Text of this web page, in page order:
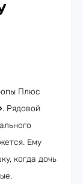
Плюс
. Рядовой
Ему
когда дочь